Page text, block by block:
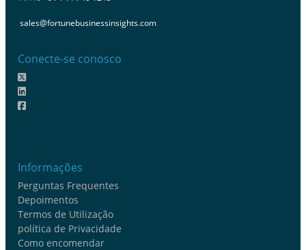
sales@fortunebusinessinsights.com
Conecte-se conosco
Informações
Perguntas Frequentes
Depoimentos
Termos de Utilização
política de Privacidade
Como encomendar